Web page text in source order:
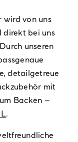
wird von uns
direkt bei uns
unseren
detailgetreue
mit
Backen –
.